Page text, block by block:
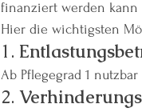
finanziert werden kann
Hier die wichtigsten
1.
Ab Pflegegrad 1
2.